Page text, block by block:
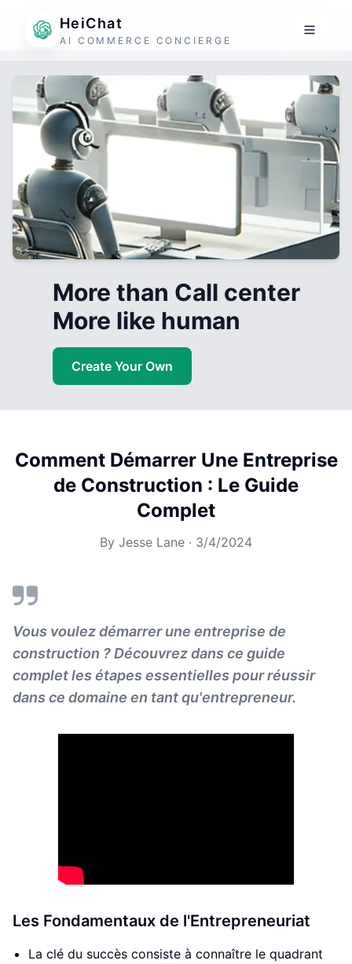
HeiChat
AI COMMERCE CONCIERGE
More than Call center
More like human
Create Your Own
Comment Démarrer Une Entreprise
de Construction : Le Guide
Complet
By Jesse Lane · 3/4/2024
Vous voulez démarrer une entreprise de
construction ? Découvrez dans ce guide
complet les étapes essentielles pour réussir
dans ce domaine en tant qu'entrepreneur.
Les Fondamentaux de l'Entrepreneuriat
La clé du succès consiste à connaître le quadrant